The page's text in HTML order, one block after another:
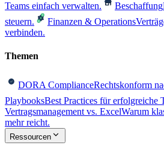
Teams einfach verwalten.
Beschaffung
steuern.
Finanzen & Operations
verbinden.
Themen
DORA ComplianceRechtskonform
PlaybooksBest Practices für erfolgreiche
Vertragsmanagement vs. ExcelWarum
mehr reicht.
Ressourcen